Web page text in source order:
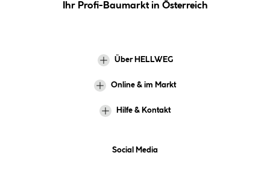
Ihr Profi-Baumarkt in Österreich
Über HELLWEG
Online & im Markt
Hilfe & Kontakt
Social Media